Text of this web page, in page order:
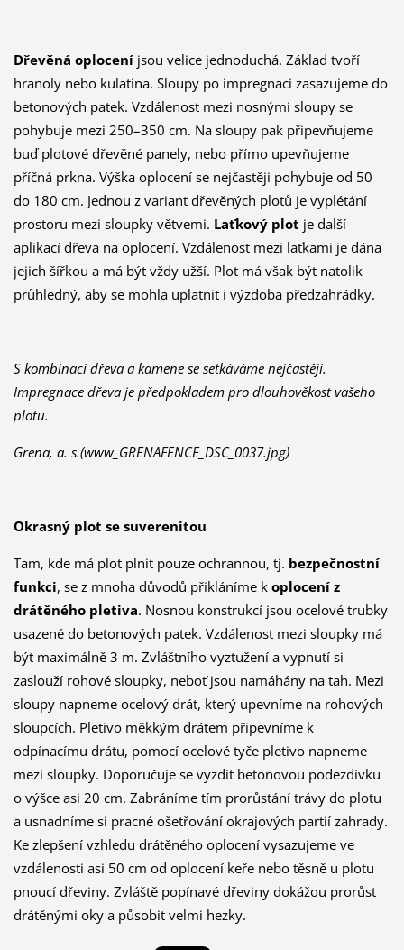
Dřevěná oploceníjsou velice jednoduchá. Základ tvoří
hranoly nebo kulatina. Sloupy po impregnaci zasazujeme do
betonových patek. Vzdálenost mezi nosnými sloupy se
pohybuje mezi 250–350 cm. Na sloupy pak připevňujeme
buď plotové dřevěné panely, nebo přímo upevňujeme
příčná prkna. Výška oplocení se nejčastěji pohybuje od 50
do 180 cm. Jednou z variant dřevěných plotů je vyplétání
prostoru mezi sloupky větvemi. Laťkový plot je další
aplikací dřeva na oplocení. Vzdálenost mezi laťkami je dána
jejich šířkou a má být vždy užší. Plot má však být natolik
průhledný, aby se mohla uplatnit i výzdoba předzahrádky.
S kombinací dřeva a kamene se setkáváme nejčastěji.
Impregnace dřeva je předpokladem pro dlouhověkost vašeho
plotu.
Grena, a. s.(www_GRENAFENCE_DSC_0037.jpg)
Okrasný plot se suverenitou
Tam, kde má plot plnit pouze ochrannou, tj. bezpečnostní
funkci, se z mnoha důvodů přikláníme k oplocení z
drátěného pletiva. Nosnou konstrukcí jsou ocelové trubky
usazené do betonových patek. Vzdálenost mezi sloupky má
být maximálně 3 m. Zvláštního vyztužení a vypnutí si
zaslouží rohové sloupky, neboť jsou namáhány na tah. Mezi
sloupy napneme ocelový drát, který upevníme na rohových
sloupcích. Pletivo měkkým drátem připevníme k
odpínacímu drátu, pomocí ocelové tyče pletivo napneme
mezi sloupky. Doporučuje se vyzdít betonovou podezdívku
o výšce asi 20 cm. Zabráníme tím prorůstání trávy do plotu
a usnadníme si pracné ošetřování okrajových partií zahrady.
Ke zlepšení vzhledu drátěného oplocení vysazujeme ve
vzdálenosti asi 50 cm od oplocení keře nebo těsně u plotu
pnoucí dřeviny. Zvláště popínavé dřeviny dokážou prorůst
drátěnými oky a působit velmi hezky.